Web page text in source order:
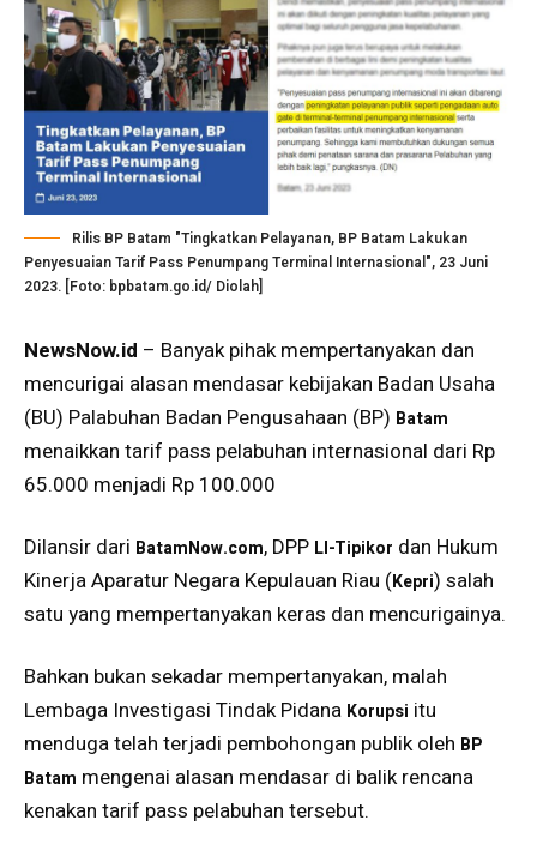
Rilis BP Batam "Tingkatkan Pelayanan, BP Batam Lakukan
Penyesuaian Tarif Pass Penumpang Terminal Internasional", 23 Juni
2023. [Foto: bpbatam.go.id/ Diolah]
NewsNow.id – Banyak pihak mempertanyakan dan
mencurigai alasan mendasar kebijakan Badan Usaha
(BU) Palabuhan Badan Pengusahaan (BP) Batam
menaikkan tarif pass pelabuhan internasional dari Rp
65.000 menjadi Rp 100.000
Dilansir dari BatamNow.com, DPP LI-Tipikor dan Hukum
Kinerja Aparatur Negara Kepulauan Riau (Kepri) salah
satu yang mempertanyakan keras dan mencurigainya.
Bahkan bukan sekadar mempertanyakan, malah
Lembaga Investigasi Tindak Pidana Korupsi itu
menduga telah terjadi pembohongan publik oleh BP
Batam mengenai alasan mendasar di balik rencana
kenakan tarif pass pelabuhan tersebut.